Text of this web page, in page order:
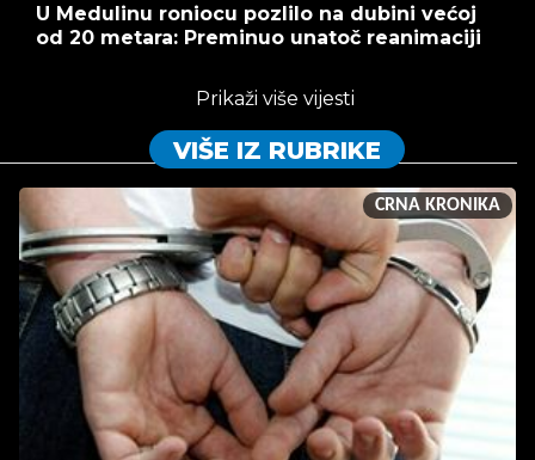
U Medulinu roniocu pozlilo na dubini većoj
od 20 metara: Preminuo unatoč reanimaciji
Prikaži više vijesti
VIŠE IZ RUBRIKE
CRNA KRONIKA